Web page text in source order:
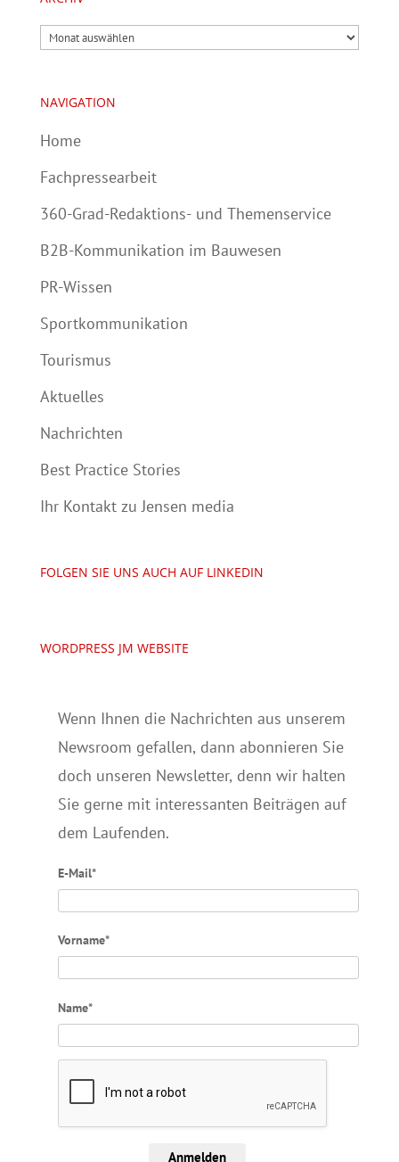
Archiv
NAVIGATION
Home
Fachpressearbeit
360-Grad-Redaktions- und Themenservice
B2B-Kommunikation im Bauwesen
PR-Wissen
Sportkommunikation
Tourismus
Aktuelles
Nachrichten
Best Practice Stories
Ihr Kontakt zu Jensen media
FOLGEN SIE UNS AUCH AUF LINKEDIN
WORDPRESS JM WEBSITE
Wenn Ihnen die Nachrichten aus unserem
Newsroom gefallen, dann abonnieren Sie
doch unseren Newsletter, denn wir halten
Sie gerne mit interessanten Beiträgen auf
dem Laufenden.
E-Mail*
Vorname*
Name*
Anmelden